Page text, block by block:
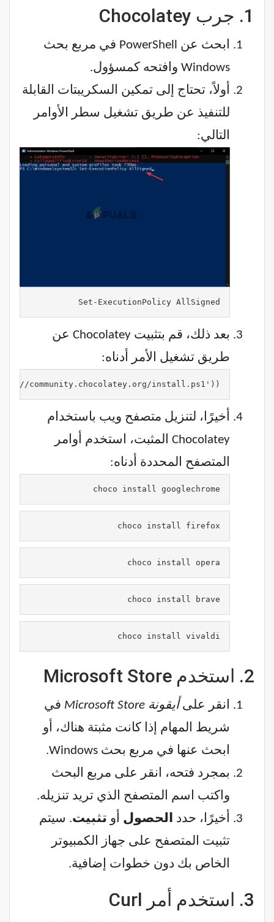
1. جرب Chocolatey
ابحث عن PowerShell في مربع بحث
Windows وافتحه كمسؤول.
أولاً، تحتاج إلى تمكين السكريبتات القابلة
للتنفيذ عن طريق تشغيل سطر الأوامر
التالي:
Set-ExecutionPolicy AllSigned
بعد ذلك، قم بتثبيت Chocolatey عن
طريق تشغيل الأمر أدناه:
community.chocolatey.org/install.ps1'))
أخيرًا، لتنزيل متصفح ويب باستخدام
Chocolatey المثبت، استخدم أوامر
المتصفح المحددة أدناه:
choco install googlechrome
choco install firefox
choco install opera
choco install brave
choco install vivaldi
2. استخدم Microsoft Store
انقر علىأيقونة Microsoft Store
في
شريط المهام إذا كانت مثبتة هناك، أو
ابحث عنها في مربع بحث Windows.
بمجرد فتحه، انقر على مربع البحث
واكتب اسم المتصفح الذي تريد تنزيله.
أخيرًا، حدد
الحصول أو تثبيت. سيتم
تثبيت المتصفح على جهاز الكمبيوتر
الخاص بك دون خطوات إضافية.
3. استخدم أمر Curl